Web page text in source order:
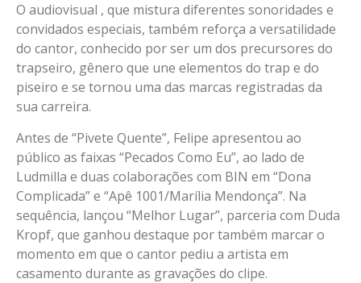
O audiovisual , que mistura diferentes sonoridades e
convidados especiais, também reforça a versatilidade
do cantor, conhecido por ser um dos precursores do
trapseiro, gênero que une elementos do trap e do
piseiro e se tornou uma das marcas registradas da
sua carreira.
Antes de “Pivete Quente”, Felipe apresentou ao
público as faixas “Pecados Como Eu”, ao lado de
Ludmilla e duas colaborações com BIN em “Dona
Complicada” e “Apê 1001/Marília Mendonça”. Na
sequência, lançou “Melhor Lugar”, parceria com Duda
Kropf, que ganhou destaque por também marcar o
momento em que o cantor pediu a artista em
casamento durante as gravações do clipe.